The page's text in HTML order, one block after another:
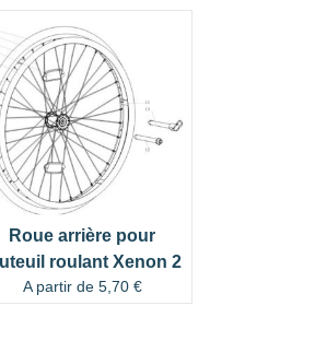
Roue arrière pour
roulant Xenon 2
A partir de 5,70 €